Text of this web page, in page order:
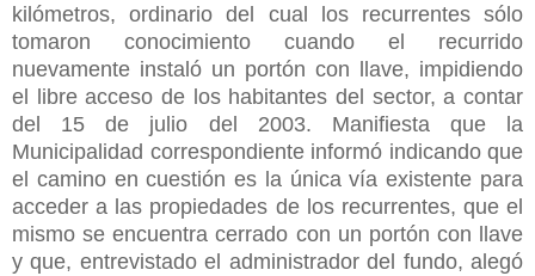
kilómetros, ordinario del cual los recurrentes sólo
tomaron conocimiento cuando el recurrido
nuevamente instaló un portón con llave, impidiendo
el libre acceso de los habitantes del sector, a contar
del 15 de julio del 2003. Manifiesta que la
Municipalidad correspondiente informó indicando que
el camino en cuestión es la única vía existente para
acceder a las propiedades de los recurrentes, que el
mismo se encuentra cerrado con un portón con llave
y que, entrevistado el administrador del fundo, alegó